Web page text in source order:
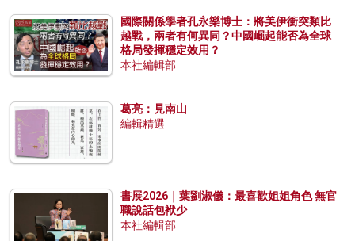
國際關係學者孔永樂博士：將美伊衝突類比
越戰，兩者有何異同？中國崛起能否為全球
格局發揮穩定效用？
本社編輯部
葛亮：見南山
編輯精選
書展2026｜葉劉淑儀：最喜歡姐姐角色 無官
職說話包袱少
本社編輯部